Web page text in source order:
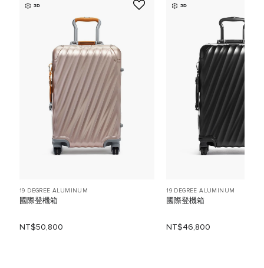
3D
19 DEGREE ALUMINUM
國際登機箱
NT$50,800
3D
19 DEGREE ALUMINUM
國際登機箱
NT$46,800